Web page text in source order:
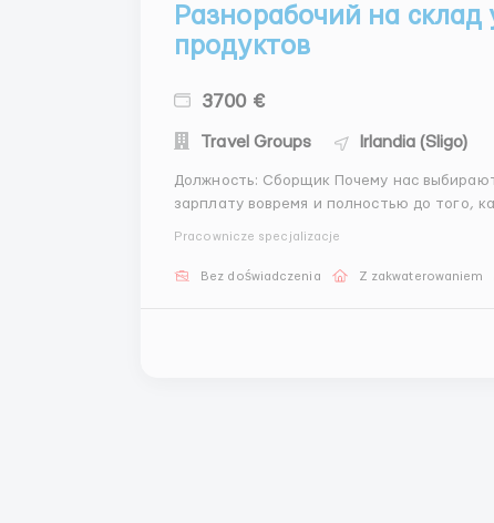
Разнорабочий на
продуктов
3700 €
Travel Groups Irlandia (Sligo)
Должность: Сборщик Почему нас выбирают: - Заработная плата: Мы всегда выплачиваем
зарплату вовремя и полностью до того, как вы уходите
Pracownicze specjalizacje
Bez doświadczenia Z zakwaterowaniem